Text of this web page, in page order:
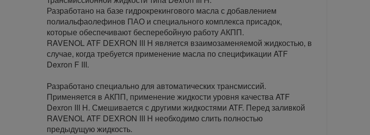
Разработано на базе гидрокрекингового масла с добавлением
полиальфаолефинов ПАО и специального комплекса присадок,
которые обеспечивают бесперебойную работу АКПП.
RAVENOL ATF DEXRON III H является взаимозаменяемой жидкостью, в
случае, когда требуется применение масла по спецификации ATF
Dexron F III.
Разработано специально для автоматических трансмиссий.
Применяется в АКПП, применение жидкости уровня качества ATF
Dexron III H. Смешивается с другими жидкостями ATF. Перед заливкой
RAVENOL ATF DEXRON III H необходимо слить полностью
предыдущую жидкость.